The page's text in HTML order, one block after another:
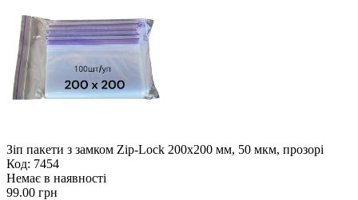
Зіп пакети з замком Zip-Lock 200х200 мм, 50 мкм, прозорі
Код: 7454
Немає в наявності
99.00 грн